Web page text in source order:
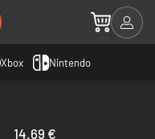
Xbox Nintendo
14.69 €